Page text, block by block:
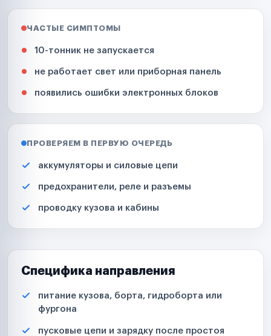
ЧАСТЫЕ СИМПТОМЫ
10-тонник не запускается
не работает свет или приборная панель
появились ошибки электронных блоков
ПРОВЕРЯЕМ В ПЕРВУЮ ОЧЕРЕДЬ
аккумуляторы и силовые цепи
предохранители, реле и разъемы
проводку кузова и кабины
Специфика направления
питание кузова, борта, гидроборта или
фургона
пусковые цепи и зарядку после простоя